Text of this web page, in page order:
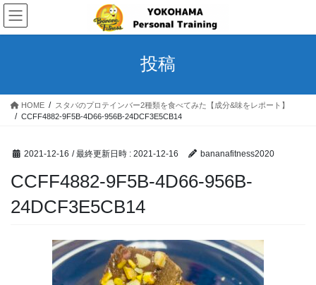
コ
ン
テ
ス
ナ
ビ
ゲ
ン
投稿
HOME
スタバのプロテインバー2種類を食べてみた【成分&味をレポート】
CCFF4882-9F5B-4D66-956B-24DCF3E5CB14
2021-12-16 / 最終更新日時 : 2021-12-16 bananafitness2020
CCFF4882-9F5B-4D66-956B-
24DCF3E5CB14